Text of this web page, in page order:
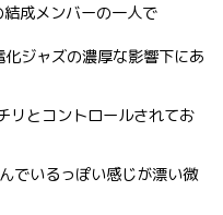
成メンバーの一人で
ジャズの濃厚な影響下にあ
リとコントロールされてお
でいるっぽい感じが漂い微